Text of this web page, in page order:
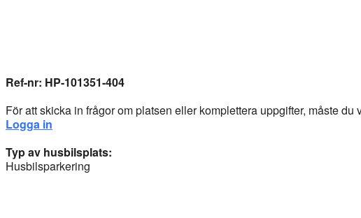
Ref-nr: HP-101351-404
För att skicka in frågor om platsen eller komplettera uppgifter, måste
Logga in
Typ av husbilsplats:
Husbilsparkering